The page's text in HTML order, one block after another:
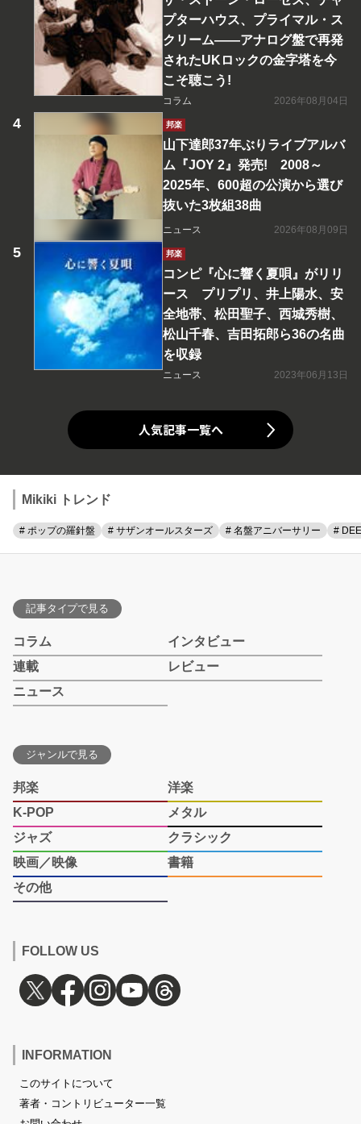
プターハウス、プライマル・ス
クリーム――アナログ盤で再発
されたUKロックの金字塔を今
こそ聴こう!
コラム 2026年08月04日
邦楽
山下達郎37年ぶりライブアルバ
ム『JOY 2』発売! 2008～
2025年、600超の公演から選び
抜いた3枚組38曲
ニュース 2026年08月09日
邦楽
コンピ『心に響く夏唄』がリリ
ース プリプリ、井上陽水、安
全地帯、松田聖子、西城秀樹、
松山千春、吉田拓郎ら36の名曲
を収録
ニュース 2023年06月13日
人気記事一覧へ
Mikiki トレンド
# ポップの羅針盤 # サザンオールスターズ # 名盤アニバーサリー #
記事タイプで見る
コラム
インタビュー
連載
レビュー
ニュース
ジャンルで見る
邦楽
洋楽
K-POP
メタル
ジャズ
クラシック
映画／映像
書籍
その他
FOLLOW US
INFORMATION
このサイトについて
著者・コントリビューター一覧